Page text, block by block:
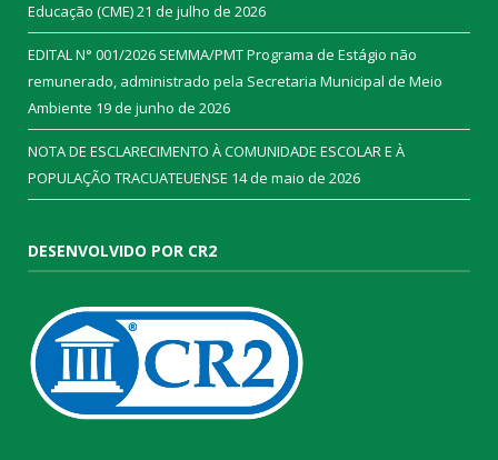
Educação (CME)21 de julho de 2026
EDITAL N° 001/2026 SEMMA/PMT Programa de Estágio não
remunerado, administrado pela Secretaria Municipal de Meio
Ambiente 19 de junho de 2026
NOTA DE ESCLARECIMENTO À COMUNIDADE ESCOLAR E À
POPULAÇÃO TRACUATEUENSE 14 de maio de 2026
DESENVOLVIDO POR CR2